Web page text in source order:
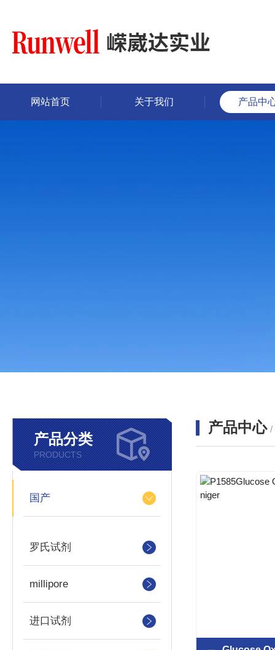
网站首页 关于我们 产品中
产品分类
PRODUCTS
国产
罗氏试剂
millipore
进口试剂
产品中心 /